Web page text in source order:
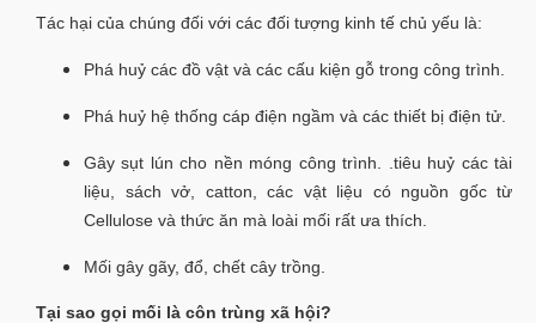
Tác hại của chúng đối với các đối tượng kinh tế chủ yếu là:
Phá huỷ các đồ vật và các cấu kiện gỗ trong công trình.
Phá huỷ hệ thống cáp điện ngầm và các thiết bị điện tử.
Gây sụt lún cho nền móng công trình. .tiêu huỷ các tài
liệu, sách vở, catton, các vật liệu có nguồn gốc từ
Cellulose và thức ăn mà loài mối rất ưa thích.
Mối gây gãy, đổ, chết cây trồng.
Tại sao gọi mối là côn trùng xã hội?